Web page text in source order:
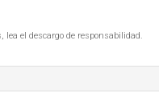
el descargo de responsabilidad.